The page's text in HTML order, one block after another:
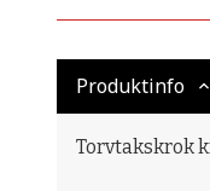
Produktinfo
Torvtakskrok